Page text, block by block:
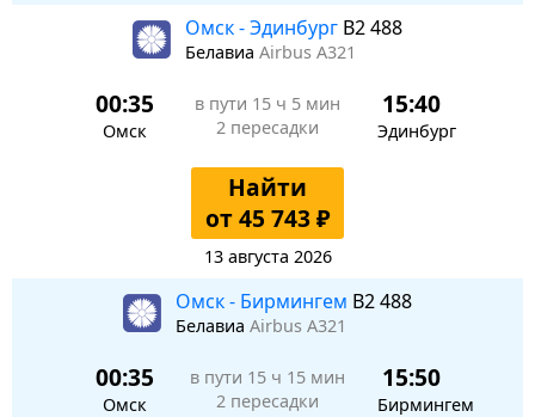
Омск - Эдинбург B2 488
Белавиа Airbus A321
00:35
Омск
в пути 15 ч 5 мин
2 пересадки
15:40
Эдинбург
Найти
от 45 743 ₽
13 августа 2026
Омск - Бирмингем B2 488
Белавиа Airbus A321
00:35
Омск
в пути 15 ч 15 мин
2 пересадки
15:50
Бирмингем